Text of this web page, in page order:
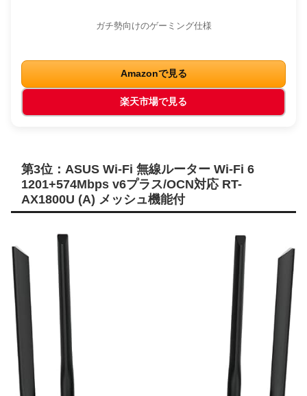
ガチ勢向けのゲーミング仕様
Amazonで見る
楽天市場で見る
第3位：ASUS Wi-Fi 無線ルーター Wi-Fi 6
1201+574Mbps v6プラス/OCN対応 RT-
AX1800U (A) メッシュ機能付